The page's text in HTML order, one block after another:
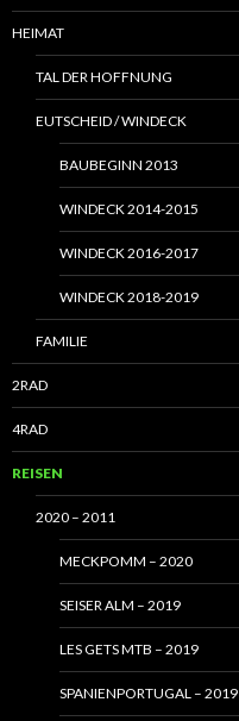
HEIMAT
TAL DER HOFFNUNG
EUTSCHEID / WINDECK
BAUBEGINN 2013
WINDECK 2014-2015
WINDECK 2016-2017
WINDECK 2018-2019
FAMILIE
2RAD
4RAD
REISEN
2020 – 2011
MECKPOMM – 2020
SEISER ALM – 2019
LES GETS MTB – 2019
SPANIENPORTUGAL – 2019